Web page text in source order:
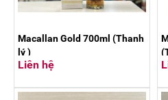
Macallan Gold 700ml (Thanh
lý )
Liên hệ